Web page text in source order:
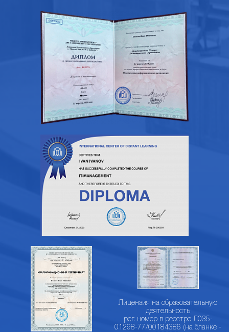
Лицензия на образовательную
деятельность
рег. номер в реестре Л035-
01298-77/00184386 (на бланке -